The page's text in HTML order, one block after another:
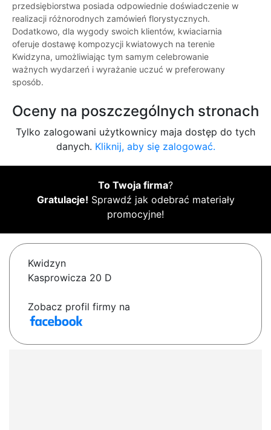
przedsiębiorstwa posiada odpowiednie doświadczenie w
realizacji różnorodnych zamówień florystycznych.
Dodatkowo, dla wygody swoich klientów, kwiaciarnia
oferuje dostawę kompozycji kwiatowych na terenie
Kwidzyna, umożliwiając tym samym celebrowanie
ważnych wydarzeń i wyrażanie uczuć w preferowany
sposób.
Oceny na poszczególnych stronach
Tylko zalogowani użytkownicy maja dostęp do tych
danych. Kliknij, aby się zalogować.
To Twoja firma?
Gratulacje! Sprawdź jak odebrać materiały
promocyjne!
Kwidzyn
Kasprowicza 20 D
Zobacz profil firmy na